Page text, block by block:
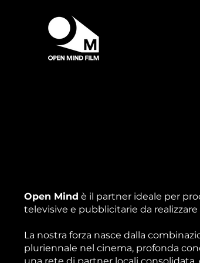
Open Mind è il partner ideale per
televisive e pubblicitarie da realizzare
La nostra forza nasce dalla
pluriennale nel cinema, profonda